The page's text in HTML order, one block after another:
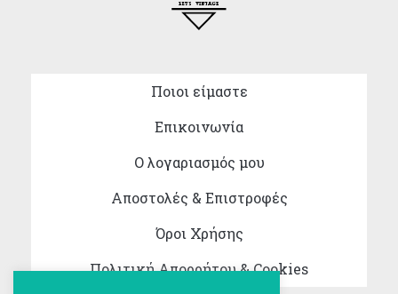
Ποιοι είμαστε
Επικοινωνία
Ο λογαριασμός μου
Αποστολές & Επιστροφές
Όροι Χρήσης
Πολιτική Απορρήτου & Cookies